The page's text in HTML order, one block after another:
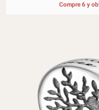
Compre 6 y